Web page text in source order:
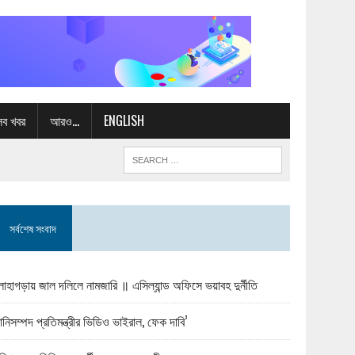
খবর আরও… ENGLISH
সর্বশেষ সংবাদ
জাল দলিলে নামজারি ॥ এসিল্যান্ড অফিসে ভয়াবহ দুর্নীতি
প্রতিমন্ত্রীর ভিডিও ভাইরাল, ফেক দাবি’